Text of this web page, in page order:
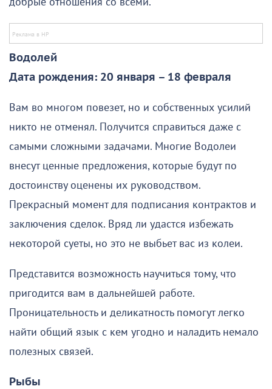
Водолей
Дата рождения: 20 января – 18 февраля
Вам во многом повезет, но и собственных усилий
никто не отменял. Получится справиться даже с
самыми сложными задачами. Многие Водолеи
внесут ценные предложения, которые будут по
достоинству оценены их руководством.
Прекрасный момент для подписания контрактов и
заключения сделок. Вряд ли удастся избежать
некоторой суеты, но это не выбьет вас из колеи.
Представится возможность научиться тому, что
пригодится вам в дальнейшей работе.
Проницательность и деликатность помогут легко
найти общий язык с кем угодно и наладить немало
полезных связей.
Рыбы